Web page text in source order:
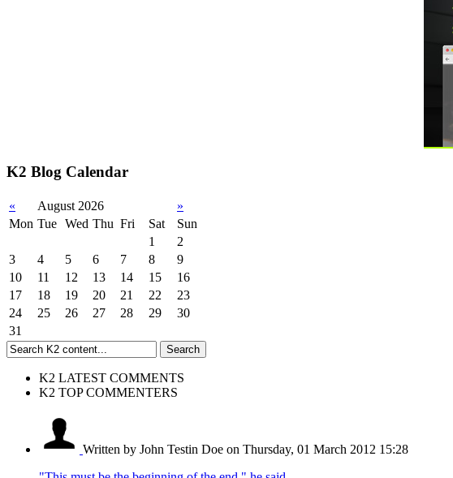
K2 Blog Calendar
« August 2026
»
Mon Tue Wed Thu Fri Sat
Sun
1
2
3
4 5 6 7 8
9
10
11 12 13 14 15
16
17
18 19 20 21 22
23
24
25 26 27 28 29
30
31
K2 LATEST COMMENTS
K2 TOP COMMENTERS
Written by John Testin Doe on Thursday, 01 March 2012 15:28